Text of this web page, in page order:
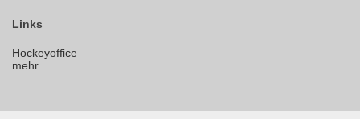
Links
Hockeyoffice
mehr